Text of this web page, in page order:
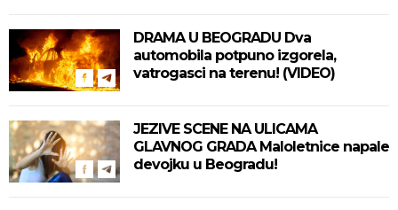
DRAMA U BEOGRADU Dva
automobila potpuno izgorela,
vatrogasci na terenu! (VIDEO)
JEZIVE SCENE NA ULICAMA
GLAVNOG GRADA Maloletnice napale
devojku u Beogradu!